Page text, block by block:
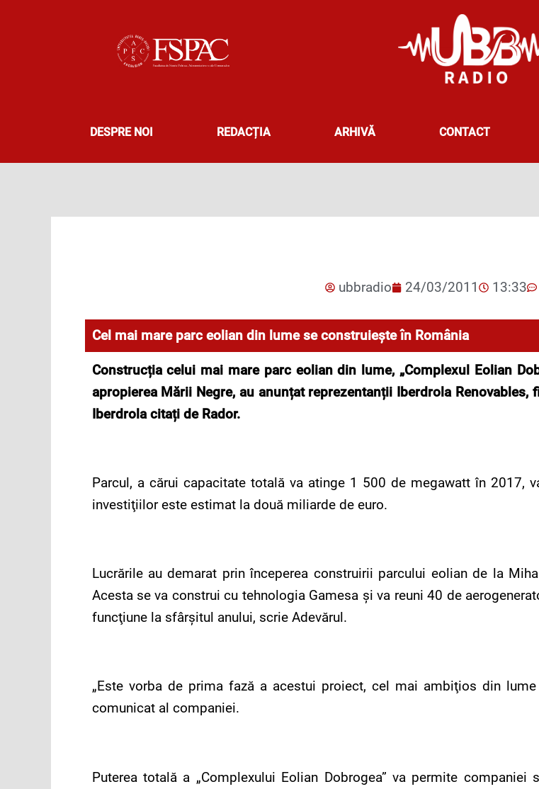
DESPRE NOI REDACȚIA ARHIVĂ CONTACT
ubbradio 24/03/2011 13:33
Cel mai mare parc eolian din lume se construiește în România
Construcția celui mai mare parc eolian din lume, „Complexul Eolian
apropierea Mării Negre, au anunțat reprezentanții Iberdrola Renovables,
Iberdrola citați de Rador.
Parcul, a cărui capacitate totală va atinge 1 500 de megawatt în 2017,
investiţiilor este estimat la două miliarde de euro.
Lucrările au demarat prin începerea construirii parcului eolian de la
Acesta se va construi cu tehnologia Gamesa şi va reuni 40 de
funcţiune la sfârşitul anului, scrie Adevărul.
„Este vorba de prima fază a acestui proiect, cel mai ambiţios din
comunicat al companiei.
Puterea totală a „Complexului Eolian Dobrogea” va permite